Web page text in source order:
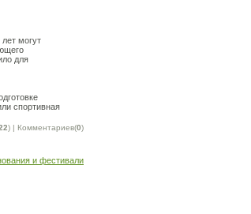
могут
для
спортивная
) | Комментариев(0)
и фестивали